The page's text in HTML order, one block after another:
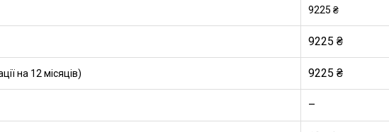
9225 ₴
9225 ₴
на 12 місяців) 9225 ₴
–